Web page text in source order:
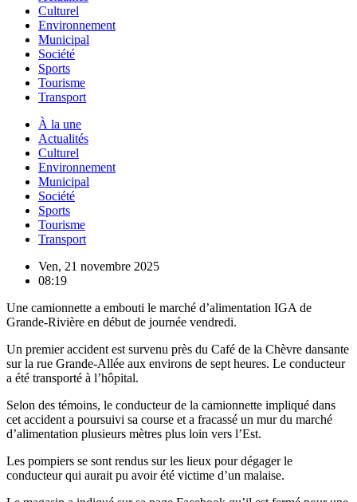
Culturel
Environnement
Municipal
Société
Sports
Tourisme
Transport
À la une
Actualités
Culturel
Environnement
Municipal
Société
Sports
Tourisme
Transport
Ven, 21 novembre 2025
08:19
Une camionnette a embouti le marché d’alimentation IGA de
Grande-Rivière en début de journée vendredi.
Un premier accident est survenu près du Café de la Chèvre dansante
sur la rue Grande-Allée aux environs de sept heures. Le conducteur
a été transporté à l’hôpital.
Selon des témoins, le conducteur de la camionnette impliqué dans
cet accident a poursuivi sa course et a fracassé un mur du marché
d’alimentation plusieurs mètres plus loin vers l’Est.
Les pompiers se sont rendus sur les lieux pour dégager le
conducteur qui aurait pu avoir été victime d’un malaise.